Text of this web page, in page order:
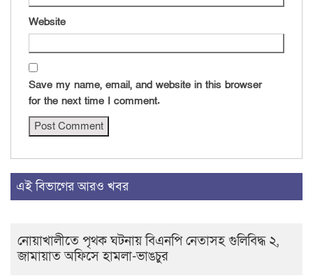
Website
Save my name, email, and website in this browser
for the next time I comment.
এই বিভাগের আরও খবর
নোয়াখালীতে পৃথক ঘটনায় বিএনপি নেতাসহ গুলিবিদ্ধ ২,
জামায়াত অফিসে হামলা-ভাঙচুর